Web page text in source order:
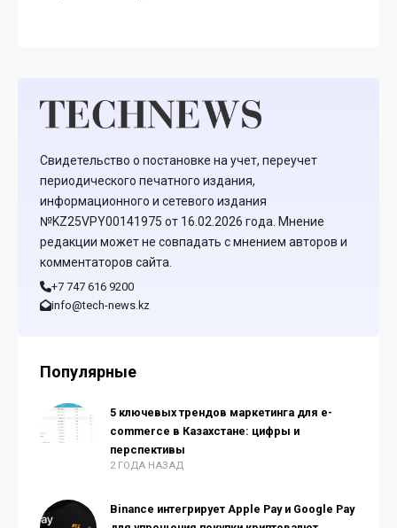
Свидетельство о постановке на учет, переучет
периодического печатного издания,
информационного и сетевого издания
№KZ25VPY00141975 от 16.02.2026 года. Мнение
редакции может не совпадать с мнением авторов и
комментаторов сайта.
+7 747 616 9200
info@tech-news.kz
Популярные
5 ключевых трендов маркетинга для e-
commerce в Казахстане: цифры и
перспективы
2 ГОДА НАЗАД
Binance интегрирует Apple Pay и Google Pay